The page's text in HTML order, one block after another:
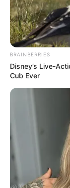
BRAINBERRIES
Disney’s Live-
Cub Ever